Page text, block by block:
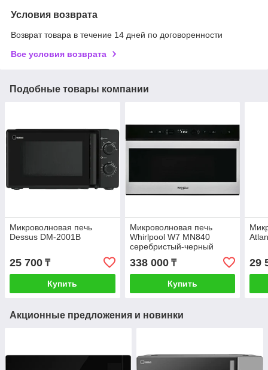
Условия возврата
Возврат товара в течение 14 дней по договоренности
Все условия возврата
Подобные товары компании
Микроволновая печь
Dessus DM-2001B
25 700 ₸
Купить
Микроволновая печь
Whirlpool W7 MN840
серебристый-черный
338 000₸
Купить
29
Акционные предложения и новинки